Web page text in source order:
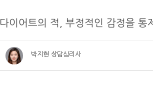
다이어트의 적, 부정적인 감정을 통
박지현 상담심리사